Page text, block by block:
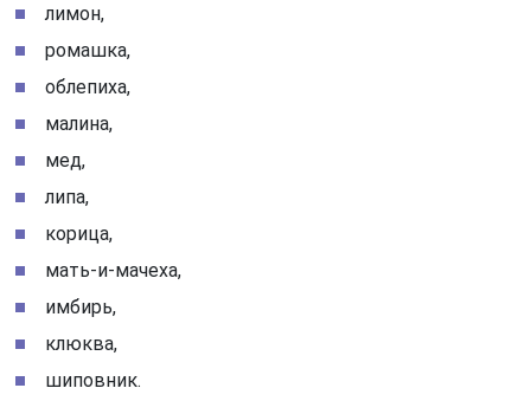
лимон,
ромашка,
облепиха,
малина,
мед,
липа,
корица,
мать-и-мачеха,
имбирь,
клюква,
шиповник.